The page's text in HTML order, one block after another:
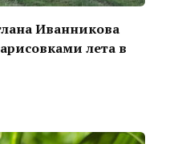
Иванникова
лета в